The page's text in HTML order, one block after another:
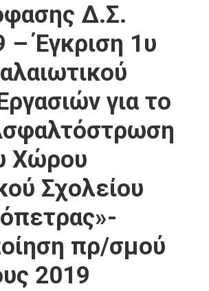
Δ.Σ.
– Έγκριση 1υ
για το
Χώρου
Σχολείου
πρ/σμού
2019